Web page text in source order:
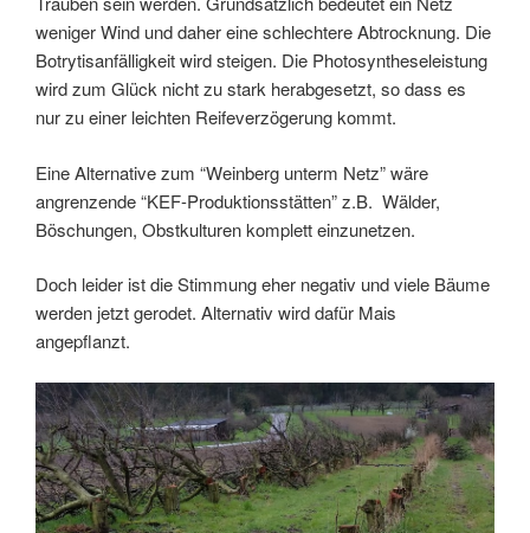
weniger Wind und daher eine schlechtere Abtrocknung. Die
Botrytisanfälligkeit wird steigen. Die Photosyntheseleistung
wird zum Glück nicht zu stark herabgesetzt, so dass es
nur zu einer leichten Reifeverzögerung kommt.
Eine Alternative zum “Weinberg unterm Netz” wäre
angrenzende “KEF-Produktionsstätten” z.B. Wälder,
Böschungen, Obstkulturen komplett einzunetzen.
Doch leider ist die Stimmung eher negativ und viele Bäume
werden jetzt gerodet. Alternativ wird dafür Mais
angepflanzt.